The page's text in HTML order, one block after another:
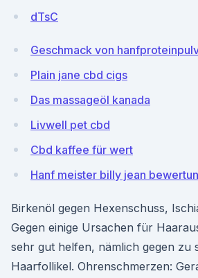
dTsC
Geschmack von
Plain jane cbd cigs
Das massageöl kanada
Livwell pet cbd
Cbd kaffee für wert
Hanf meister billy jean
Birkenöl gegen Hexenschuss,
Gegen einige Ursachen für
sehr gut helfen, nämlich gegen zu
Haarfollikel. Ohrenschmerzen: